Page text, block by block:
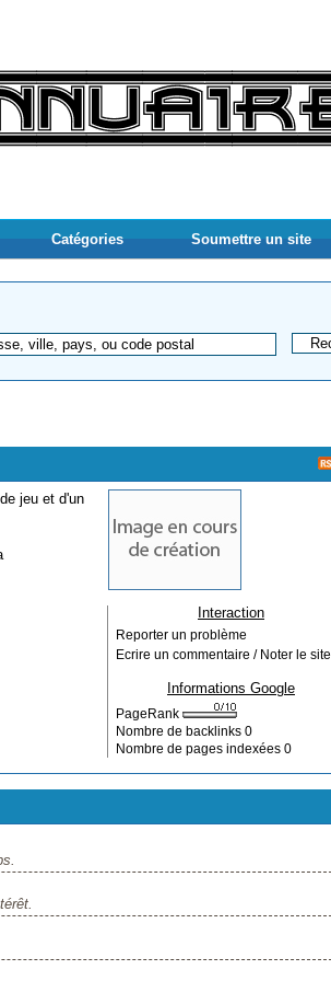
Catégories Soumettre un site
jeu et d'un
Interaction
Reporter un problème
Ecrire un commentaire / Noter le site
Informations Google
PageRank
Nombre de backlinks 0
Nombre de pages indexées 0